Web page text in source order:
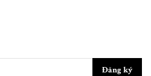
Đăng ký